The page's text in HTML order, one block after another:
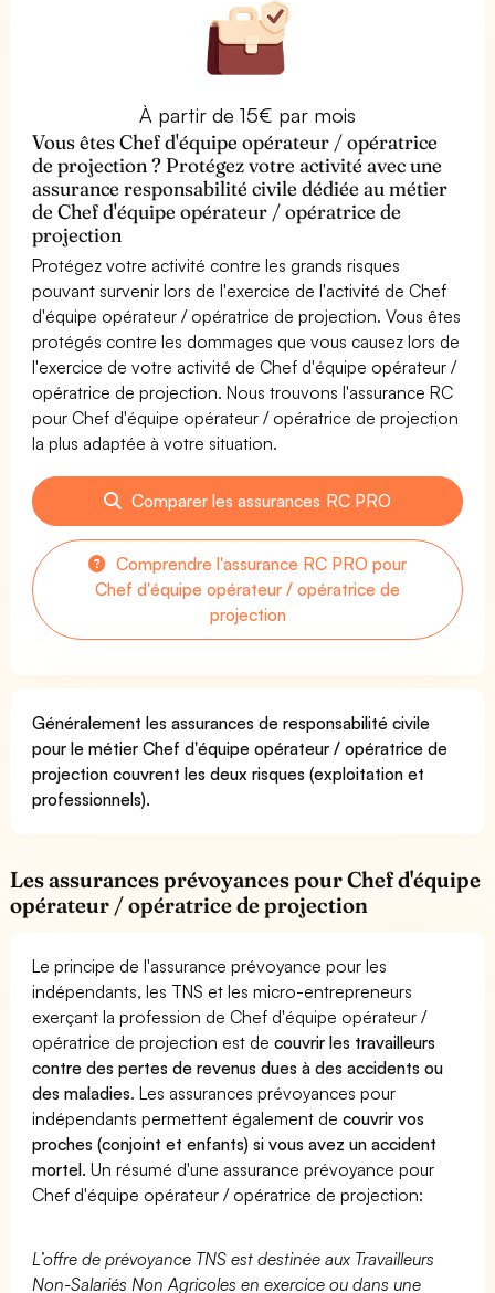
À partir de 15€ par mois
Vous êtes Chef d'équipe opérateur / opératrice
de projection ? Protégez votre activité avec une
assurance responsabilité civile dédiée au métier
de Chef d'équipe opérateur / opératrice de
projection
Protégez votre activité contre les grands risques
pouvant survenir lors de l'exercice de l'activité de Chef
d'équipe opérateur / opératrice de projection. Vous êtes
protégés contre les dommages que vous causez lors de
l'exercice de votre activité de Chef d'équipe opérateur /
opératrice de projection. Nous trouvons l'assurance RC
pour Chef d'équipe opérateur / opératrice de projection
la plus adaptée à votre situation.
Comparer les assurances RC PRO
Comprendre l'assurance RC PRO pour
Chef d'équipe opérateur / opératrice de
projection
Généralement les assurances de responsabilité civile
pour le métier Chef d'équipe opérateur / opératrice de
projection couvrent les deux risques (exploitation et
professionnels).
Les assurances prévoyances pour Chef d'équipe
opérateur / opératrice de projection
Le principe de l'assurance prévoyance pour les
indépendants, les TNS et les micro-entrepreneurs
exerçant la profession de Chef d'équipe opérateur /
opératrice de projection est decouvrir les travailleurs
contre des pertes de revenus dues à des accidents ou
des maladies. Les assurances prévoyances pour
indépendants permettent également decouvrir vos
proches (conjoint et enfants) si vous avez un accident
mortel. Un résumé d'une assurance prévoyance pour
Chef d'équipe opérateur / opératrice de projection:
L’offre de prévoyance TNS est destinée aux Travailleurs
Non-Salariés Non Agricoles en exercice ou dans une